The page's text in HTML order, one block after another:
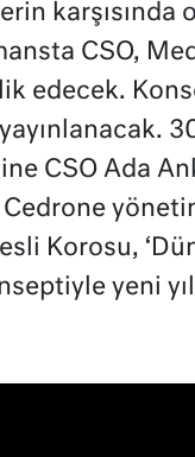
karşısında
CSO,
edecek.
yayınlanacak.
CSO Ada
Korosu,
yeni